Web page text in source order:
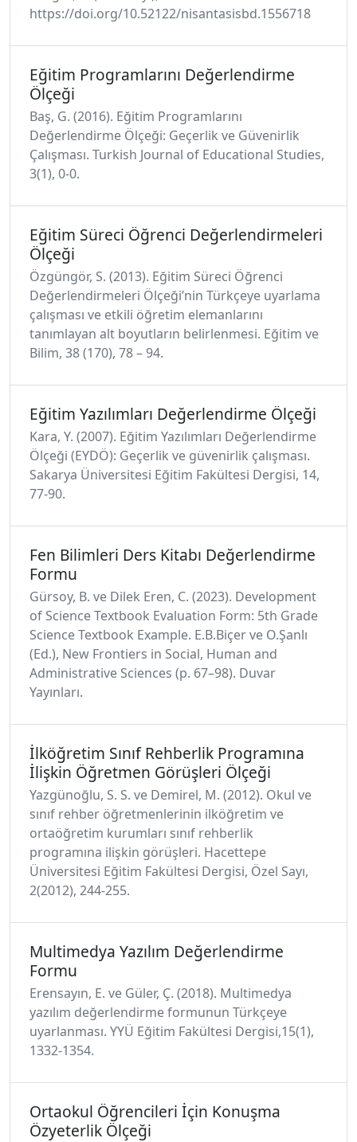
https://doi.org/10.52122/nisantasisbd.1556718
Eğitim Programlarını Değerlendirme
Ölçeği
Baş, G. (2016). Eğitim Programlarını
Değerlendirme Ölçeği: Geçerlik ve Güvenirlik
Çalışması. Turkish Journal of Educational Studies,
3(1), 0-0.
Eğitim Süreci Öğrenci Değerlendirmeleri
Ölçeği
Özgüngör, S. (2013). Eğitim Süreci Öğrenci
Değerlendirmeleri Ölçeği’nin Türkçeye uyarlama
çalışması ve etkili öğretim elemanlarını
tanımlayan alt boyutların belirlenmesi. Eğitim ve
Bilim, 38 (170), 78 – 94.
Eğitim Yazılımları Değerlendirme Ölçeği
Kara, Y. (2007). Eğitim Yazılımları Değerlendirme
Ölçeği (EYDÖ): Geçerlik ve güvenirlik çalışması.
Sakarya Üniversitesi Eğitim Fakültesi Dergisi, 14,
77-90.
Fen Bilimleri Ders Kitabı Değerlendirme
Formu
Gürsoy, B. ve Dilek Eren, C. (2023). Development
of Science Textbook Evaluation Form: 5th Grade
Science Textbook Example. E.B.Biçer ve O.Şanlı
(Ed.), New Frontiers in Social, Human and
Administrative Sciences (p. 67–98). Duvar
Yayınları.
İlköğretim Sınıf Rehberlik Programına
İlişkin Öğretmen Görüşleri Ölçeği
Yazgünoğlu, S. S. ve Demirel, M. (2012). Okul ve
sınıf rehber öğretmenlerinin ilköğretim ve
ortaöğretim kurumları sınıf rehberlik
programına ilişkin görüşleri. Hacettepe
Üniversitesi Eğitim Fakültesi Dergisi, Özel Sayı,
2(2012), 244-255.
Multimedya Yazılım Değerlendirme
Formu
Erensayın, E. ve Güler, Ç. (2018). Multimedya
yazılım değerlendirme formunun Türkçeye
uyarlanması. YYÜ Eğitim Fakültesi Dergisi,15(1),
1332-1354.
Ortaokul Öğrencileri İçin Konuşma
Özyeterlik Ölçeği